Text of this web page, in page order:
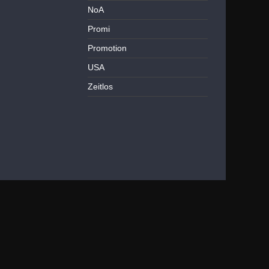
NoA
Promi
Promotion
USA
Zeitlos